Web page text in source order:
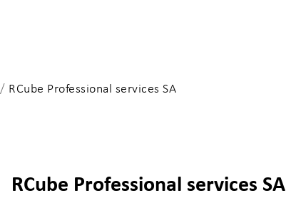
/ RCube Professional services SA
RCube Professional services SA